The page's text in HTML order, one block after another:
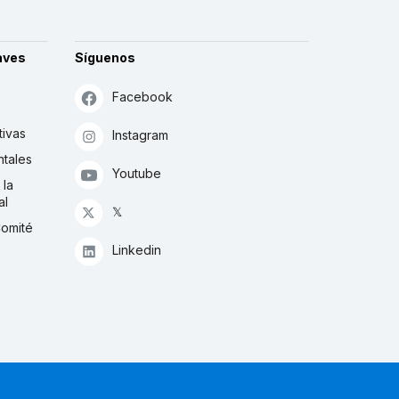
Síguenos
Facebook
Instagram
Youtube
𝕏
Linkedin